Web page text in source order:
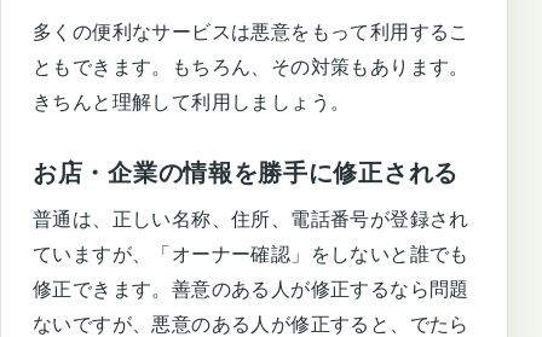
多くの便利なサービスは悪意をもって利用するこ
ともできます。もちろん、その対策もあります。
きちんと理解して利用しましょう。
お店・企業の情報を勝手に修正される
普通は、正しい名称、住所、電話番号が登録され
ていますが、「オーナー確認」をしないと誰でも
修正できます。善意のある人が修正するなら問題
ないですが、悪意のある人が修正すると、でたら